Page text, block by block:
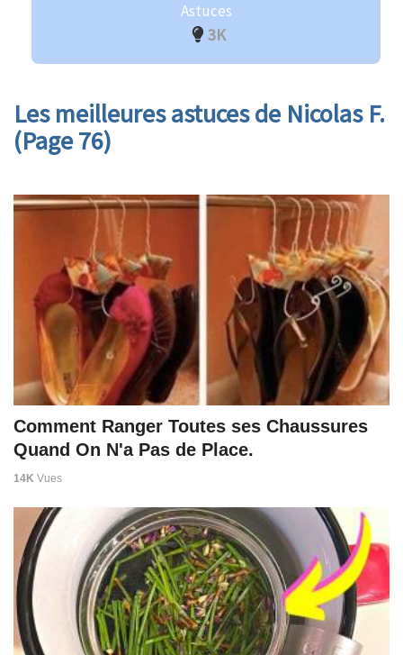
Astuces
3K
Les meilleures astuces de Nicolas F.
(Page 76)
Comment Ranger Toutes ses Chaussures
Quand On N'a Pas de Place.
14K Vues